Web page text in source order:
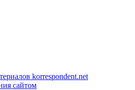
korrespondent.net
сайтом